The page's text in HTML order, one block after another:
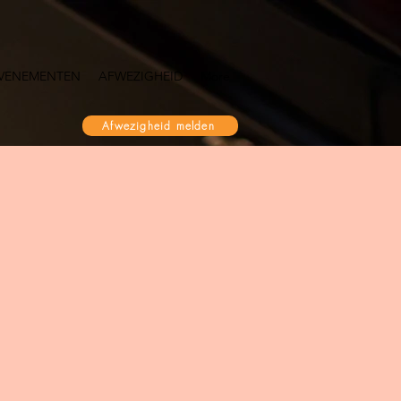
AFWEZIGHEID
Afwezigheid melden